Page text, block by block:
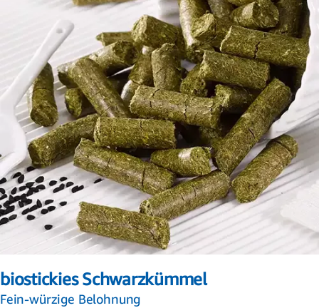
der
springen
biostickies Schwarzkümmel
Fein-würzige Belohnung